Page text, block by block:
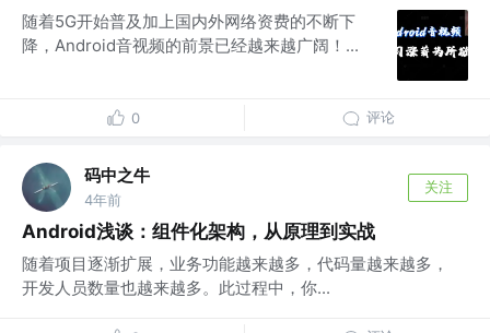
随着5G开始普及加上国内外网络资费的不断下
降，Android音视频的前景已经越来越广阔！...
0 评论
码中之牛
4年前
关注
Android浅谈：组件化架构，从原理到实战
随着项目逐渐扩展，业务功能越来越多，代码量越来越多，
开发人员数量也越来越多。此过程中，你...